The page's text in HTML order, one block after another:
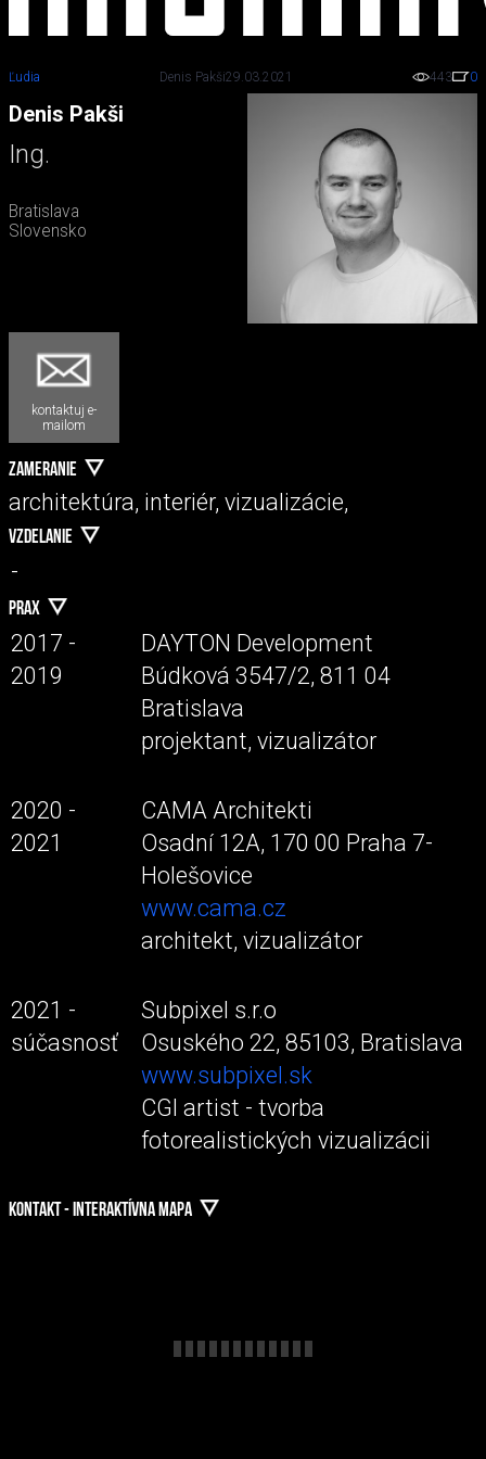
Ľudia Denis Pakši29.03.2021 443 0
Denis Pakši
Ing.
Bratislava
Slovensko
kontaktuj e-
mailom
ZAMERANIE
architektúra, interiér, vizualizácie,
VZDELANIE
-
PRAX
2017 -
2019
DAYTON Development
Búdková 3547/2, 811 04
Bratislava
projektant, vizualizátor
2020 -
2021
CAMA Architekti
Osadní 12A, 170 00 Praha 7-
Holešovice
www.cama.cz
architekt, vizualizátor
2021 -
súčasnosť
Subpixel s.r.o
Osuského 22, 85103, Bratislava
www.subpixel.sk
CGI artist - tvorba
fotorealistických vizualizácii
KONTAKT - INTERAKTÍVNA MAPA